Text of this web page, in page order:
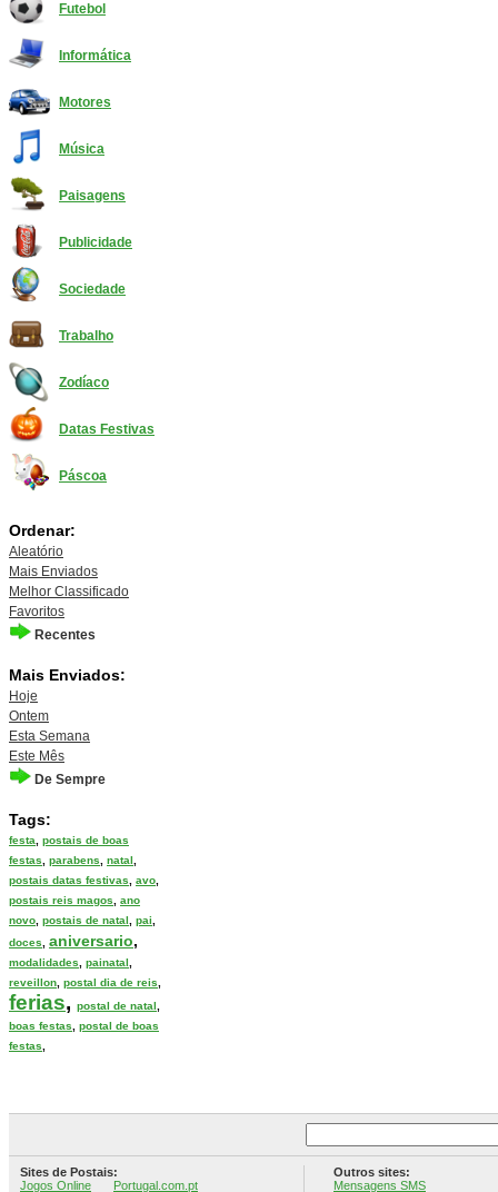
Futebol
Informática
Motores
Música
Paisagens
Publicidade
Sociedade
Trabalho
Zodíaco
Datas Festivas
Páscoa
Ordenar:
Aleatório
Mais Enviados
Melhor Classificado
Favoritos
Recentes
Mais Enviados:
Hoje
Ontem
Esta Semana
Este Mês
De Sempre
Tags:
festa
postais de boas
festas
parabens natal
postais datas festivas
avo
postais reis magos
ano
novo postais de natal pai
doces
aniversario,
modalidades painatal
reveillon postal dia de reis
ferias, postal de natal
boas festas
postal de boas
festas
Sites de Postais:
Jogos Online
Portugal.com.pt
Outros sites:
Mensagens SMS